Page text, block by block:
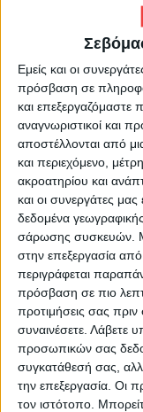
Εμείς και οι
πρόσβαση σε
και
αναγνωριστικοί και
αποστέλλονται από
και περιεχόμενο,
ακροατηρίου και
και οι συνεργάτες
δεδομένα
σάρωσης συσκευών.
στην επεξεργασία
περιγράφεται
πρόσβαση σε πιο
προτιμήσεις σας πριν
συναινέσετε. Λάβετε
προσωπικών σας
συγκατάθεσή σας,
την επεξεργασία. Οι
τον ιστότοπο.
φορέα
Σε επόμενο
προβλέπεται
εσωτερικό
εξωτερικού
που δεν
Με την
Σύμβασης
Τιμόθεου
Πλαστήρα, το
ΔΚ